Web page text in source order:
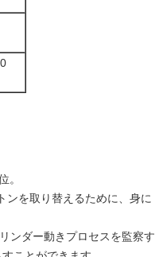
。
ンを取り替えるために、身に
ンダー動きプロセスを監察す